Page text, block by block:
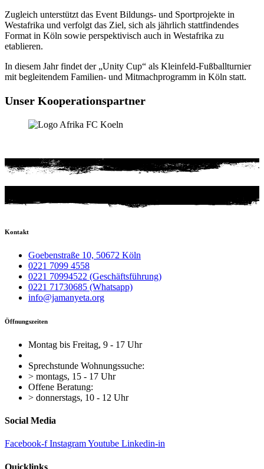
Zugleich unterstützt das Event Bildungs- und Sportprojekte in
Westafrika und verfolgt das Ziel, sich als jährlich stattfindendes
Format in Köln sowie perspektivisch auch in Westafrika zu
etablieren.
In diesem Jahr findet der „Unity Cup“ als Kleinfeld-Fußballturnier
mit begleitendem Familien- und Mitmachprogramm in Köln statt.
Unser Kooperationspartner
Kontakt
Goebenstraße 10, 50672 Köln
0221 7099 4558
0221 70994522 (Geschäftsführung)
0221 71730685 (Whatsapp)
info@jamanyeta.org
Öffnungszeiten
Montag bis Freitag, 9 - 17 Uhr
Sprechstunde Wohnungssuche:
> montags, 15 - 17 Uhr
Offene Beratung:
> donnerstags, 10 - 12 Uhr
Social Media
Facebook-f InstagramYoutube Linkedin-in
Quicklinks